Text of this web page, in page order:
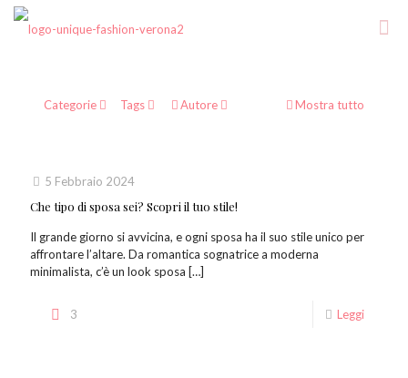
Categorie Tags Autore Mostra tutto
5 Febbraio 2024
Che tipo di sposa sei? Scopri il tuo stile!
Il grande giorno si avvicina, e ogni sposa ha il suo stile unico per
affrontare l’altare. Da romantica sognatrice a moderna
minimalista, c’è un look sposa […]
3 Leggi